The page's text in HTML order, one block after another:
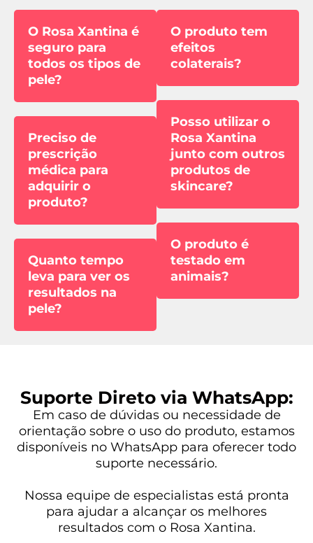
O Rosa Xantina é
seguro para
todos os tipos de
pele?
Preciso de
prescrição
médica para
adquirir o
produto?
Quanto tempo
leva para ver os
resultados na
pele?
O produto tem
efeitos
colaterais?
Posso utilizar o
Rosa Xantina
junto com outros
produtos de
skincare?
O produto é
testado em
animais?
Suporte Direto via WhatsApp:
Em caso de dúvidas ou necessidade de
orientação sobre o uso do produto, estamos
disponíveis no WhatsApp para oferecer todo
suporte necessário.
Nossa equipe de especialistas está pronta
para ajudar a alcançar os melhores
resultados com o Rosa Xantina.